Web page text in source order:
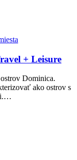
+ Leisure
Dominica.
ako ostrov s